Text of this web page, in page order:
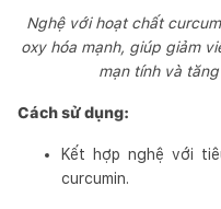
Nghệ với hoạt chất
oxy hóa mạnh, giúp giảm
mạn tính và
Cách sử dụng:
Kết hợp nghệ với
curcumin.